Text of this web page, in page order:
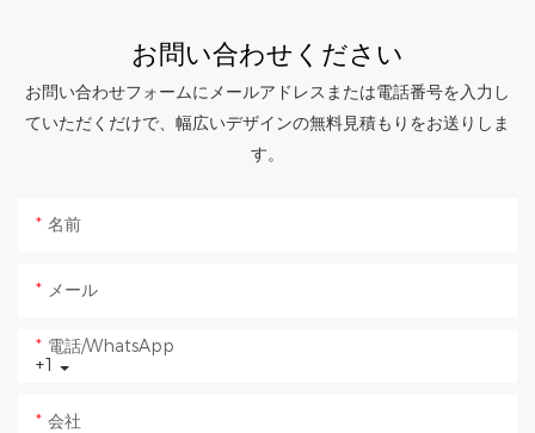
お問い合わせください
お問い合わせフォームにメールアドレスまたは電話番号を入力し
ていただくだけで、幅広いデザインの無料見積もりをお送りしま
す。
名前
メール
+1
電話/WhatsApp
会社